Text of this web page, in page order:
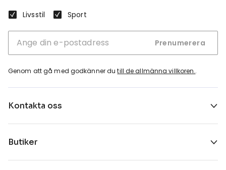
Livsstil
Sport
Prenumerera
Genom att gå med godkänner dutill de allmänna villkoren..
Kontakta oss
Butiker